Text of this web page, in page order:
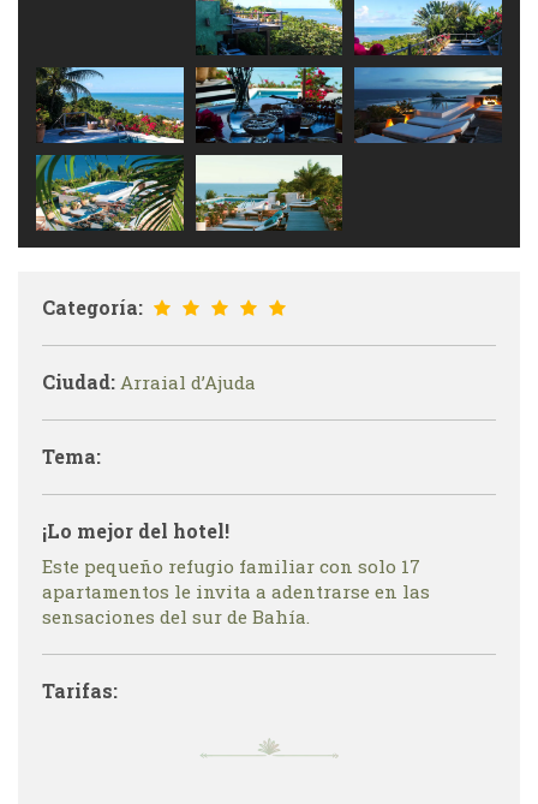
Categoría:
Ciudad: Arraial d’Ajuda
Tema:
¡Lo mejor del hotel!
Este pequeño refugio familiar con solo 17
apartamentos le invita a adentrarse en las
sensaciones del sur de Bahía.
Tarifas: